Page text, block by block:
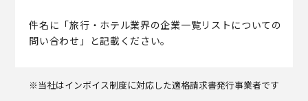
件名に「旅行・ホテル業界の企業一覧リストについての
問い合わせ」と記載ください。
※当社はインボイス制度に対応した適格請求書発行事業者です